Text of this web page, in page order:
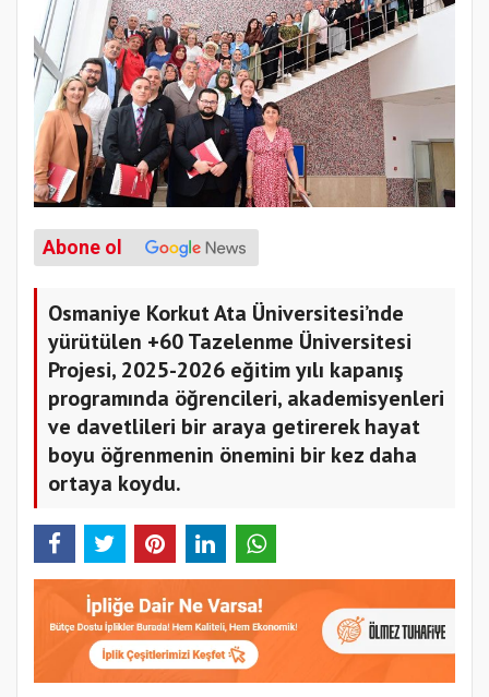
Abone ol
Osmaniye Korkut Ata Üniversitesi’nde
yürütülen +60 Tazelenme Üniversitesi
Projesi, 2025-2026 eğitim yılı kapanış
programında öğrencileri, akademisyenleri
ve davetlileri bir araya getirerek hayat
boyu öğrenmenin önemini bir kez daha
ortaya koydu.